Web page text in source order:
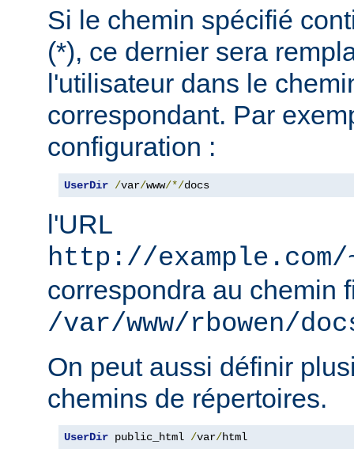
Si le chemin spécifié
(*), ce dernier sera
l'utilisateur dans le
correspondant. Par
configuration :
UserDir /var/www/*/docs
l'URL
http://
correspondra au chemin
/var/www/rbowen/
On peut aussi définir
chemins de répertoires.
UserDir public_html /var/html